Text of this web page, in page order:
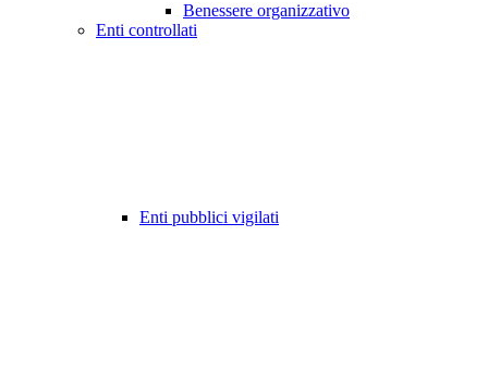
Benessere organizzativo
Enti controllati
Enti pubblici vigilati